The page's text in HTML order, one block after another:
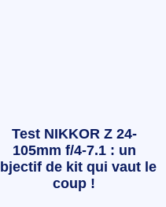
Test NIKKOR Z 24-
105mm f/4-7.1 : un
de kit qui vaut le
coup !